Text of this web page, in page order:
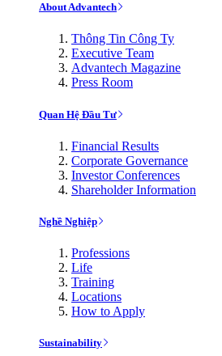
About Advantech
Thông Tin Công Ty
Executive Team
Advantech Magazine
Press Room
Quan Hệ Đầu Tư
Financial Results
Corporate Governance
Investor Conferences
Shareholder Information
Nghề Nghiệp
Professions
Life
Training
Locations
How to Apply
Sustainability